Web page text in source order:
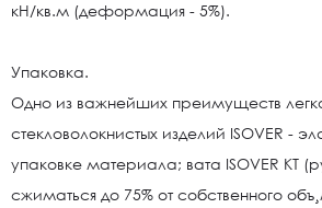
кН/кв.м (деформация - 5%).
Упаковка.
Одно из важнейших преимуществ
стекловолокнистых изделий ISOVER -
упаковке материала; вата ISOVER КТ
сжиматься до 75% от собственного